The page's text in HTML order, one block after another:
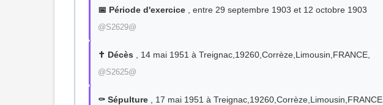
📅 Période d'exercice , entre 29 septembre 1903 et 12 octobre 1903
@S2629@
✝️ Décès , 14 mai 1951 à Treignac,19260,Corrèze,Limousin,FRANCE,
@S2625@
⚰️ Sépulture , 17 mai 1951 à Treignac,19260,Corrèze,Limousin,FRANCE,